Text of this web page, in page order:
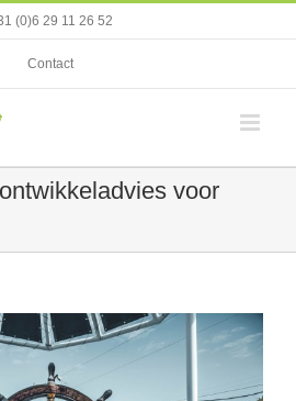
(0)6 29 11 26 52
Contact
voor